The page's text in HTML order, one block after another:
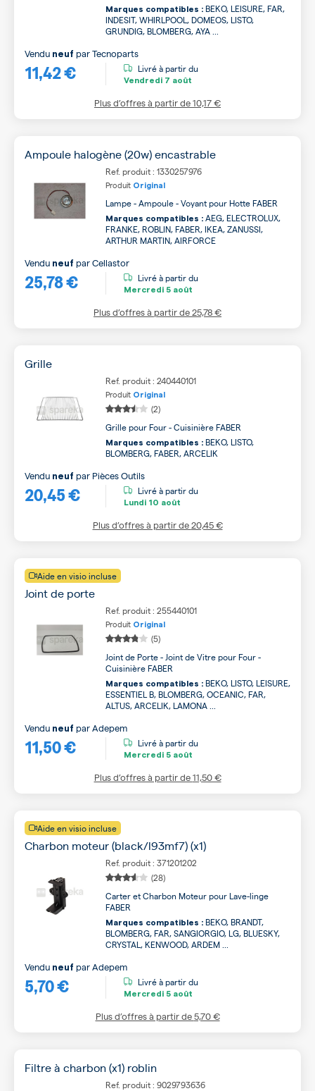
Marques compatibles : BEKO, LEISURE, FAR,
INDESIT, WHIRLPOOL, DOMEOS, LISTO,
GRUNDIG, BLOMBERG, AYA ...
11,42 €
Vendu neuf parTecnoparts
Livré à partir du
Vendredi 7 août
Plus d’offres à partir de10,17 €
Ampoule halogène (20w) encastrable
Ref. produit : 1330257976
Produit Original
Lampe - Ampoule - Voyant pour Hotte FABER
Marques compatibles : AEG, ELECTROLUX,
FRANKE, ROBLIN, FABER, IKEA, ZANUSSI,
ARTHUR MARTIN, AIRFORCE
25,78 €
Vendu neuf parCellastor
Livré à partir du
Mercredi 5 août
Plus d’offres à partir de25,78 €
Grille
Ref. produit : 240440101
Produit Original
(2)
Grille pour Four - Cuisinière FABER
Marques compatibles : BEKO, LISTO,
BLOMBERG, FABER, ARCELIK
20,45 €
Vendu neuf par Pièces Outils
Livré à partir du
Lundi 10 août
Plus d’offres à partir de20,45 €
Aide en visio incluse
Joint de porte
Ref. produit : 255440101
Produit Original
(5)
Joint de Porte - Joint de Vitre pour Four -
Cuisinière FABER
Marques compatibles : BEKO, LISTO, LEISURE,
ESSENTIEL B, BLOMBERG, OCEANIC, FAR,
ALTUS, ARCELIK, LAMONA ...
11,50 €
Vendu neuf parAdepem
Livré à partir du
Mercredi 5 août
Plus d’offres à partir de11,50 €
Aide en visio incluse
Charbon moteur (black/l93mf7) (x1)
Ref. produit : 371201202
(28)
Carter et Charbon Moteur pour Lave-linge
FABER
Marques compatibles : BEKO, BRANDT,
BLOMBERG, FAR, SANGIORGIO, LG, BLUESKY,
CRYSTAL, KENWOOD, ARDEM ...
5,70 €
Vendu neuf parAdepem
Livré à partir du
Mercredi 5 août
Plus d’offres à partir de5,70 €
Filtre à charbon (x1) roblin
Ref. produit : 9029793636